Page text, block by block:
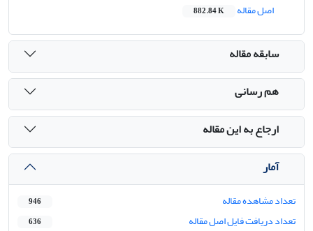
اصل مقاله
882.84 K
سابقه مقاله
هم رسانی
ارجاع به این مقاله
آمار
تعداد مشاهده مقاله 946
تعداد دریافت فایل اصل مقاله 636